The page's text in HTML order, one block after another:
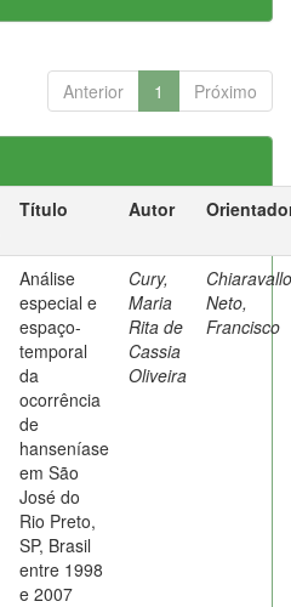
Anterior 1 Próximo
Título Autor
Análise
especial e
espaço-
temporal
da
ocorrência
de
hanseníase
em São
José do
Rio Preto,
SP, Brasil
entre 1998
e 2007
Cury,
Maria
Rita de
Cassia
Oliveira
Neto,
Francisco